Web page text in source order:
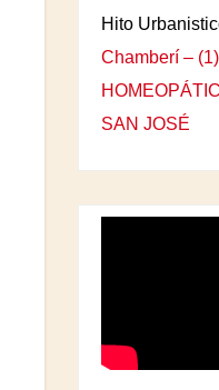
Hito
Chamberí –
SAN JOSÉ